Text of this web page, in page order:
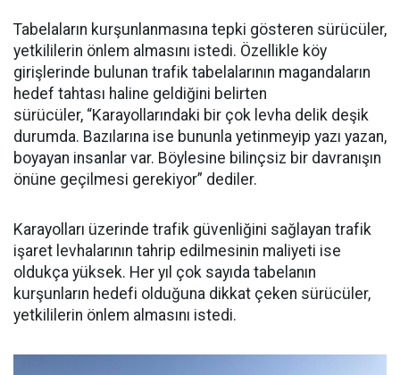
Tabelaların kurşunlanmasına tepki gösteren sürücüler,
yetkililerin önlem almasını istedi. Özellikle köy
girişlerinde bulunan trafik tabelalarının magandaların
hedef tahtası haline geldiğini belirten
sürücüler, “Karayollarındaki bir çok levha delik deşik
durumda. Bazılarına ise bununla yetinmeyip yazı yazan,
boyayan insanlar var. Böylesine bilinçsiz bir davranışın
önüne geçilmesi gerekiyor” dediler.
Karayolları üzerinde trafik güvenliğini sağlayan trafik
işaret levhalarının tahrip edilmesinin maliyeti ise
oldukça yüksek. Her yıl çok sayıda tabelanın
kurşunların hedefi olduğuna dikkat çeken sürücüler,
yetkililerin önlem almasını istedi.